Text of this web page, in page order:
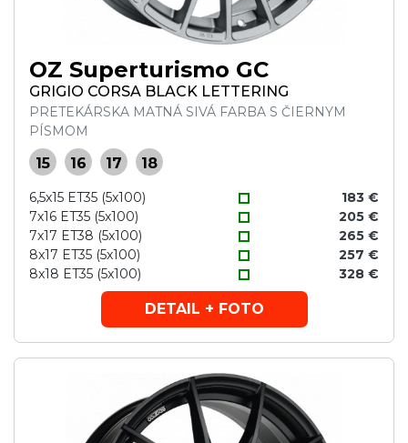
OZ Superturismo GC
GRIGIO CORSA BLACK LETTERING
PRETEKÁRSKA MATNÁ SIVÁ FARBA S ČIERNYM
PÍSMOM
15 16 17 18
6,5x15 ET35 (5x100)
183 €
7x16 ET35 (5x100)
205 €
7x17 ET38 (5x100)
265 €
8x17 ET35 (5x100)
257 €
8x18 ET35 (5x100)
328 €
DETAIL + FOTO